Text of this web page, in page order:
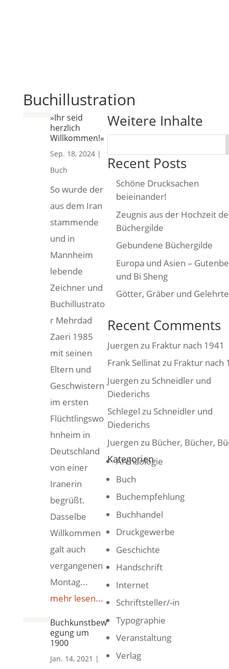
Buchillustration
»Ihr seid
herzlich
Willkommen!«
Sep. 18, 2024|
Buch
So wurde der
aus dem Iran
stammende
und in
Mannheim
lebende
Zeichner und
Buchillustrato
r Mehrdad
Zaeri 1985
mit seinen
Eltern und
Geschwistern
im ersten
Flüchtlingswo
hnheim in
Deutschland
von einer
Iranerin
begrüßt.
Dasselbe
Willkommen
galt auch
vergangenen
Montag...
mehr lesen...
Buchkunstbew
egung um
1900
Jan. 14, 2021 |
Weitere Inhalte
Recent Posts
Schöne Drucksachen
beieinander!
Zeugnis aus der Hochzeit
Büchergilde
Gebundene Büchergilde
Europa und Asien –
und Bi Sheng
Götter, Gräber und Gelehrte
Recent Comments
Juergen zu Fraktur nach 1941
Frank Sellinatzu Fraktur nach
Juergen zu Schneidler und
Diederichs
Schlegel zu Schneidler und
Diederichs
Juergen zu Bücher, Bücher,
Kategorien
Archäologie
Buch
Buchempfehlung
Buchhandel
Druckgewerbe
Geschichte
Handschrift
Internet
Schriftsteller/-in
Typographie
Veranstaltung
Verlag